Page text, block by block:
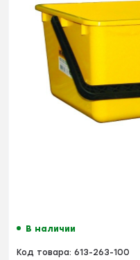
В наличии
Код товара: 613-263-100